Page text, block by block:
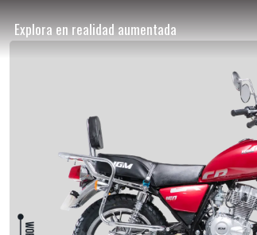
Explora en realidad aumentada